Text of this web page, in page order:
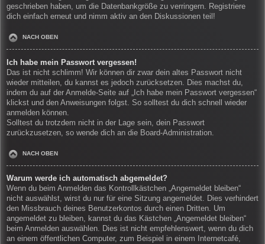
geschrieben haben, um die Datenbankgröße zu verringern. Registriere
dich einfach erneut und nimm aktiv an den Diskussionen teil!
NACH OBEN
Ich habe mein Passwort vergessen!
Das ist nicht schlimm! Wir können dir zwar dein altes Passwort nicht
wieder mitteilen, du kannst es jedoch zurücksetzen. Dies machst du,
indem du auf der Anmelde-Seite auf „Ich habe mein Passwort vergessen“
klickst und den Anweisungen folgst. So solltest du dich schnell wieder
anmelden können.
Solltest du trotzdem nicht in der Lage sein, dein Passwort
zurückzusetzen, so wende dich an die Board-Administration.
NACH OBEN
Warum werde ich automatisch abgemeldet?
Wenn du beim Anmelden das Kontrollkästchen „Angemeldet bleiben“
nicht auswählst, wirst du nur für eine Sitzung angemeldet. Dies verhindert
den Missbrauch deines Benutzerkontos durch einen Dritten. Um
angemeldet zu bleiben, kannst du das Kästchen „Angemeldet bleiben“
beim Anmelden auswählen. Dies ist nicht empfehlenswert, wenn du dich
an einem öffentlichen Computer, zum Beispiel in einem Internetcafé,